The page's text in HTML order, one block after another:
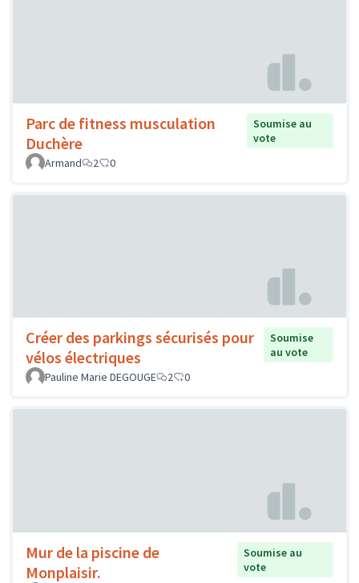
Parc de fitness musculation
Duchère
Soumise au
vote
Armand
2 0
Créer des parkings sécurisés pour
vélos électriques
Soumise
au vote
Pauline Marie DEGOUGE
2 0
Mur de la piscine de
Monplaisir.
Soumise au
vote